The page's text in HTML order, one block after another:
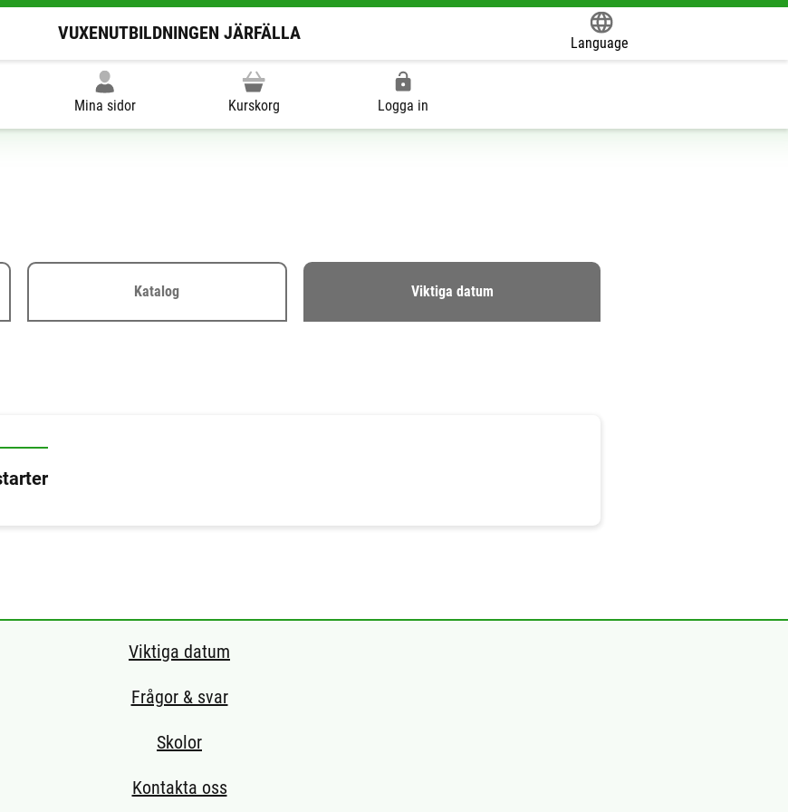
VUXENUTBILDNINGEN JÄRFÄLLA
Language
Mina sidor Kurskorg Logga in
Katalog Viktiga datum
Viktiga datum
Frågor & svar
Skolor
Kontakta oss